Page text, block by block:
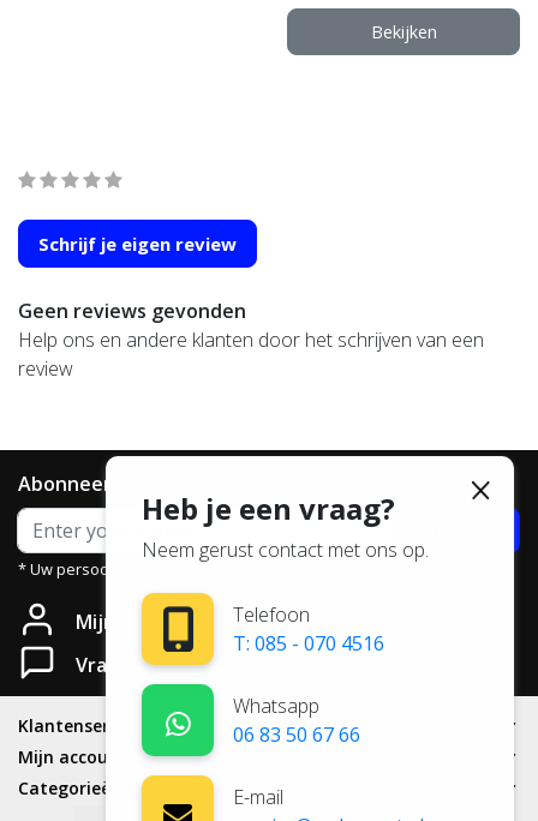
Bekijken
Schrijf je eigen review
Geen reviews gevonden
Help ons en andere klanten door het schrijven van een
review
Abonneer je op onze nieuwsbrief
* Uw persoonsgegevens worden niet aan derden verstrekt.
Mijn account
Vragen?
Klantenservice
Mijn account
Categorieën
Heb je een vraag?
Neem gerust contact met ons op.
Telefoon
T: 085 - 070 4516
Whatsapp
06 83 50 67 66
E-mail